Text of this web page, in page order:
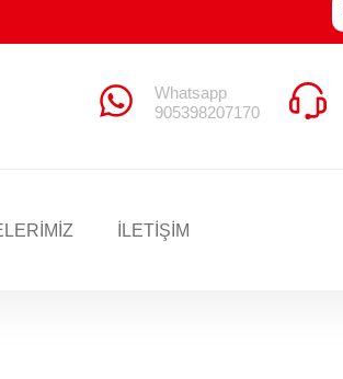
Whatsapp
905398207170
İLETİŞİM